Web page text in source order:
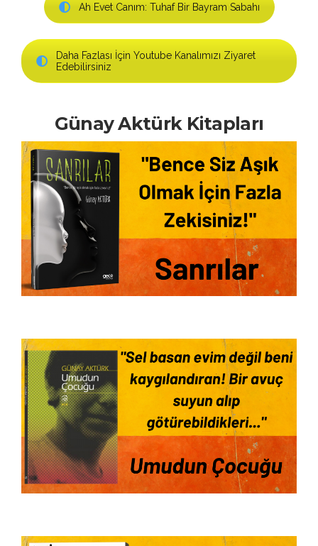
Ah Evet Canım: Tuhaf Bir Bayram Sabahı
Daha Fazlası İçin Youtube Kanalımızı Ziyaret
Edebilirsiniz
Günay Aktürk Kitapları